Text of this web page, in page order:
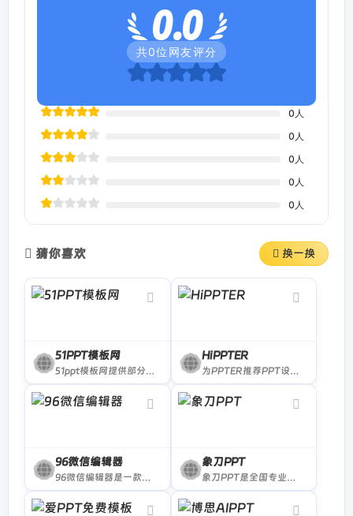
0.0
共0位网友评分
0 人
0 人
0 人
0 人
0 人
猜你喜欢 换一换
51PPT模板网
51ppt模板网提供部分原创ppt模板及PPTer分享的优质ppt模板下载，动态ppt模板，宽屏ppt模板，PowerPoint模版背景，ppt模板素材、图表、特效等幻灯片模板设计教程下载。
HiPPTER
为PPTER推荐PPT设计相关网站，为你的PPT设计提供创意灵感、配色方案、免费图片、优质图标、工具插件等
96微信编辑器
96微信编辑器是一款专业强大的微信公众平台在线编辑排版工具,96微信编辑器提供手机预览功能,让用户在微信图文文章内容排版,文本编辑,素材编辑上更加方便,在线免费
象刀PPT
象刀PPT是全国专业的PPT模板制作平台，提供大量免费PPT模板与素材下载，拥有专业PPT在线制作编辑器，PPT使用素材下载等一站式服务站，轻松制作PPT。